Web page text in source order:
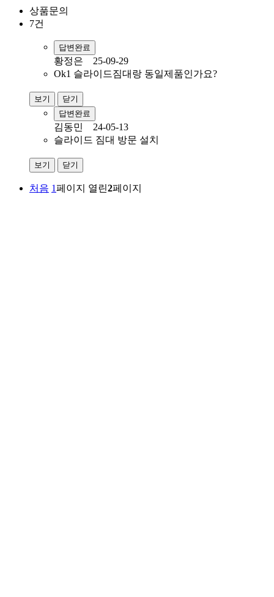
상품문의
7건
답변완료
황정은 25-09-29
Ok1 슬라이드짐대랑 동일제품인가요?
보기
닫기
답변완료
김동민 24-05-13
슬라이드 짐대 방문 설치
보기 닫기
처음 1페이지 열린2페이지